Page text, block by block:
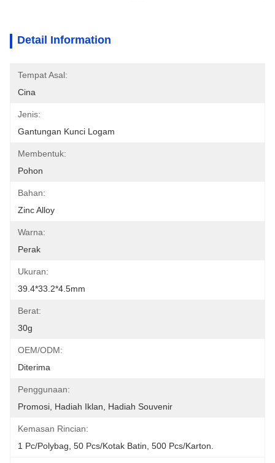
Detail Information
Tempat Asal:
Cina
Jenis:
Gantungan Kunci Logam
Membentuk:
Pohon
Bahan:
Zinc Alloy
Warna:
Perak
Ukuran:
39.4*33.2*4.5mm
Berat:
30g
OEM/ODM:
Diterima
Penggunaan:
Promosi, Hadiah Iklan, Hadiah Souvenir
Kemasan Rincian:
1 Pc/polybag, 50 Pcs/kotak Batin, 500 Pcs/karton.